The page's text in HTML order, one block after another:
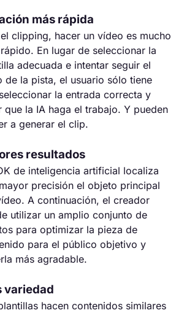
más rápida
clipping, hacer un vídeo es mucho
En lugar de seleccionar la
adecuada e intentar seguir el
de la pista, el usuario sólo tiene
la entrada correcta y
que la IA haga el trabajo. Y pueden
a generar el clip.
resultados
de inteligencia artificial localiza
precisión el objeto principal
A continuación, el creador
utilizar un amplio conjunto de
para optimizar la pieza de
para el público objetivo y
más agradable.
variedad
hacen contenidos similares